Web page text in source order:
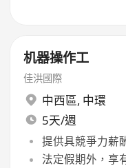
机器操作工
佳洪國際
中西區, 中環
5天/週
提供具競爭力薪
法定假期外，享